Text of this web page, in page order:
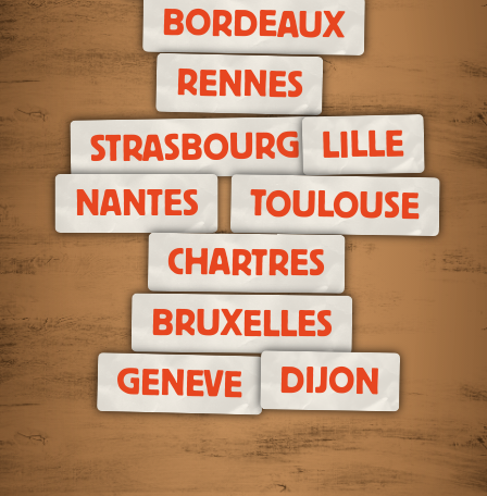
BORDEAUX
RENNES
STRASBOURG LILLE
NANTES TOULOUSE
CHARTRES
BRUXELLES
GENEVE DIJON